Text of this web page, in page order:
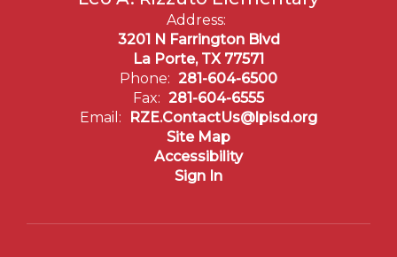
Address:
3201 N Farrington Blvd
La Porte, TX 77571
Phone: 281-604-6500
Fax: 281-604-6555
Email:
RZE.ContactUs@lpisd.org
Site Map
Accessibility
Sign In